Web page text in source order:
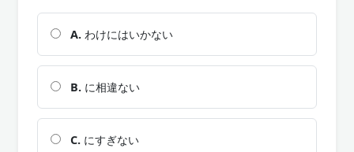
A. わけにはいかない
B. に相違ない
C. にすぎない